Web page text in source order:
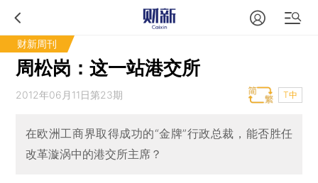
财新周刊
周松岗：这一站港交所
2012年06月11日第23期 T中
在欧洲工商界取得成功的“金牌”行政总裁，能否胜任
改革漩涡中的港交所主席？